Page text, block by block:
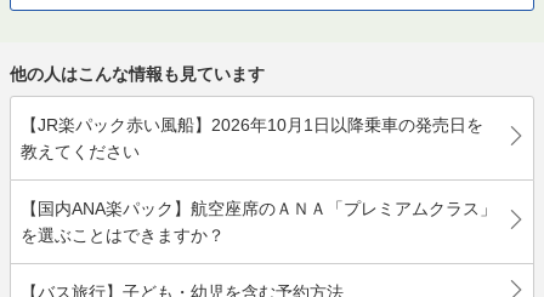
他の人はこんな情報も見ています
【JR楽パック赤い風船】2026年10月1日以降乗車の発売日を
教えてください
【国内ANA楽パック】航空座席のＡＮＡ「プレミアムクラス」
を選ぶことはできますか？
【バス旅行】子ども・幼児を含む予約方法